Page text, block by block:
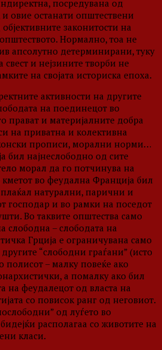
посредувана од
овие останати општествени
законитости на
Нормално, тоа не
апсолутно детерминирани, туку
свест и нејзините творби не
на својата историска епоха.
активности на другите
на поединецот во
прават и материјалните добра
на приватна и колективна
прописи, морални норми…
бил најнеслободно од сите
морал да го потчинува на
кметот во феудална Франција бил
натурални, парични и
господар и во рамки на поседот
Во таквите општества само
слободна – слободата на
Грција е ограничувана само
“слободни граѓани” (исто
полисот – малку повеќе ако
а помалку ако бил
на феудалецот од власта на
со повисок ранг од неговиот.
од луѓето во
располагаа со животите на
класи.